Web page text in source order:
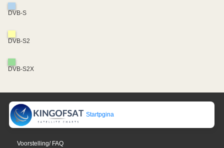
DVB-S
DVB-S2
DVB-S2X
Startpgina
Voorstelling/ FAQ